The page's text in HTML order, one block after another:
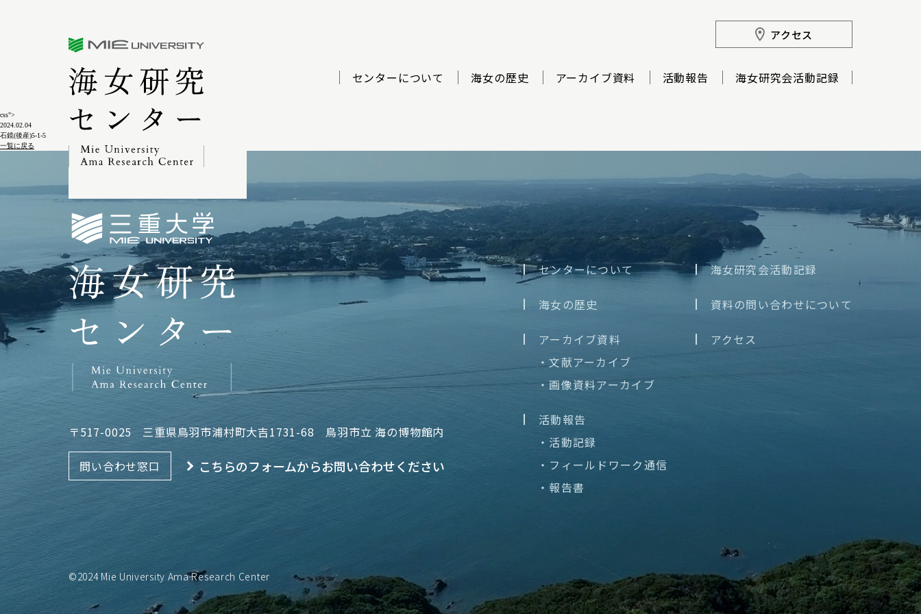
css">
アクセス
センターについて 海女の歴史 アーカイブ資料 活動報告 海女研究会活動記録
2024.02.04
石鏡(後産)5-1-5
一覧に戻る
〒517-0025 三重県鳥羽市浦村町大吉1731-68 鳥羽市立 海の博物館内
問い合わせ窓口 こちらのフォームからお問い合わせください
センターについて
海女の歴史
アーカイブ資料
・文献アーカイブ
・画像資料アーカイブ
活動報告
・活動記録
・フィールドワーク通信
・報告書
海女研究会活動記録
資料の問い合わせについて
アクセス
©2024 Mie University Ama Research Center